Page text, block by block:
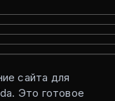
сайта для
Это готовое